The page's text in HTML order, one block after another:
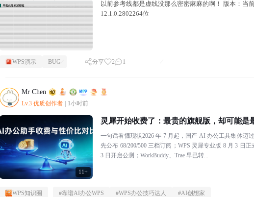
以前参考线都是虚线没那么密密麻麻的啊！ 版本：当
12.1.0.2802264位
WPS演示 BUG 分享 2 1
Mr Chen
Lv.3 优质创作者 1小时前
11+
灵犀开始收费了：最贵的旗舰版，却可能是
一句话看懂现状2026 年 7 月起，国产 AI 办公工具集体迈
先公布 68/200/500 三档订阅；WPS 灵犀专业版 8 月 3 日
3 日开启公测；WorkBuddy、Trae 早已转...
WPS知识圈 #靠谱AI办公WPS #WPS办公技巧达人 #AI创想家